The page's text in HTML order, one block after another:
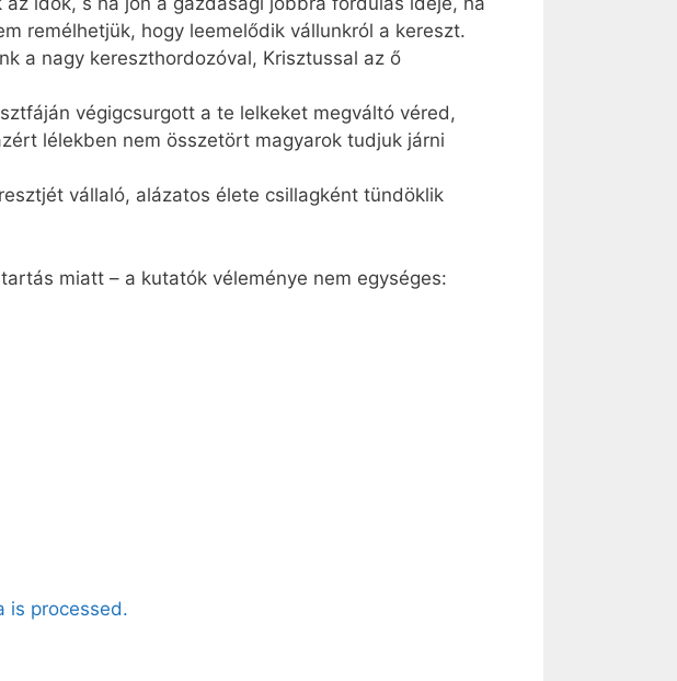
remélhetjük, hogy leemelődik vállunkról a kereszt.
a nagy kereszthordozóval, Krisztussal az ő
végigcsurgott a te lelkeket megváltó véred,
lélekben nem összetört magyarok tudjuk járni
vállaló, alázatos élete csillagként tündöklik
miatt – a kutatók véleménye nem egységes:
is processed.